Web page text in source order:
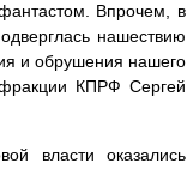
Впрочем, в
нашествию
и обрушения нашего
КПРФ Сергей
власти оказались